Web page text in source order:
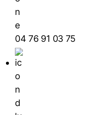
04 76 91 03 75